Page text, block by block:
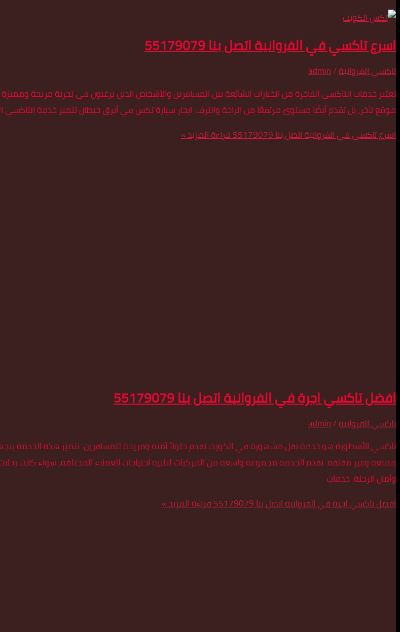
اسرع تاكسي في الفروانية اتصل بنا 55179079
تاكسي الفروانية/
admin
تعتبر خدمات التاكسي الفاخرة من الخيارات الشائعة بين المسافرين والأشخاص الذين يرغبون في تجربة مريحة
موقع لآخر، بل تقدم أيضًا مستوىً مرتفعًا من الراحة والترف. ايجار سيارة تكس في أبرق خيطان تتميز خدمة التاكسي
اسرع تاكسي في الفروانية اتصل بنا 55179079
قراءة المزيد »
افضل تاكسي اجرة في الفروانية اتصل بنا 55179079
تاكسي الفروانية/
admin
تاكسي الأسطورة هو خدمة نقل مشهورة في الكويت تقدم حلولاً آمنة ومريحة للمسافرين. تتميز هذه الخدمة
ممتعة وغير مقلقة. تقدم الخدمة مجموعة واسعة من المركبات لتلبية احتياجات العملاء المختلفة، سواء كانت
وأمان الرحلة. خدمات
افضل تاكسي اجرة في الفروانية اتصل بنا 55179079
قراءة المزيد »